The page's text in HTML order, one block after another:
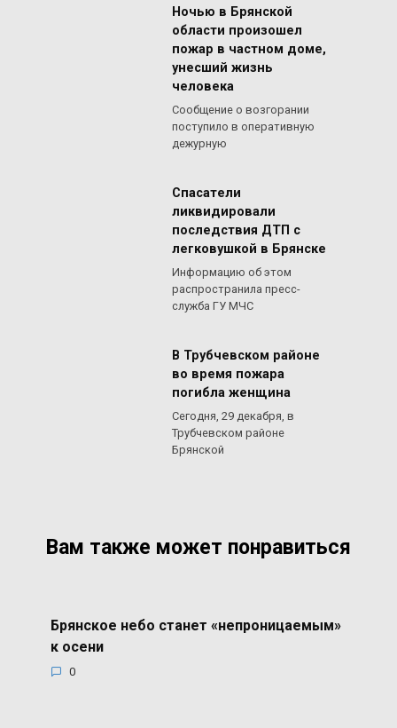
Ночью в Брянской
области произошел
пожар в частном доме,
унесший жизнь
человека
Сообщение о возгорании
поступило в оперативную
дежурную
Спасатели
ликвидировали
последствия ДТП с
легковушкой в Брянске
Информацию об этом
распространила пресс-
служба ГУ МЧС
В Трубчевском районе
во время пожара
погибла женщина
Сегодня, 29 декабря, в
Трубчевском районе
Брянской
Вам также может понравиться
Брянское небо станет «непроницаемым»
к осени
0